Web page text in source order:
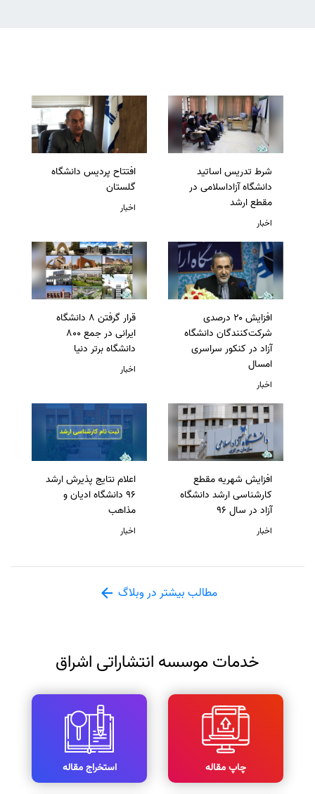
شرط تدریس اساتید
دانشگاه آزاداسلامی در
مقطع ارشد
اخبار
افتتاح پردیس دانشگاه
گلستان
اخبار
افزایش ۲۰ درصدی
شرکت‌کنندگان دانشگاه
آزاد در کنکور سراسری
امسال
اخبار
قرار گرفتن 8 دانشگاه
ایرانی در جمع 800
دانشگاه برتر دنیا
اخبار
افزایش شهریه مقطع
کارشناسی ارشد دانشگاه
آزاد در سال 96
اخبار
اعلام نتایج پذیرش ارشد
96 دانشگاه ادیان و
مذاهب
اخبار
مطالب بیشتر در وبلاگ
خدمات موسسه انتشاراتی اشراق
چاپ مقاله استخراج مقاله